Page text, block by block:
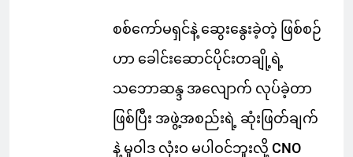
စစ်ကော်မရှင်နဲ့ ဆွေးနွေးခဲ့တဲ့ ဖြစ်စဉ်
ဟာ ခေါင်းဆောင်ပိုင်းတချို့ရဲ့
သဘောဆန္ဒ အလျောက် လုပ်ခဲ့တာ
ဖြစ်ပြီး အဖွဲ့အစည်းရဲ့ ဆုံးဖြတ်ချက်
နဲ့ မူဝါဒ လုံးဝ မပါဝင်ဘူးလို့ CNO